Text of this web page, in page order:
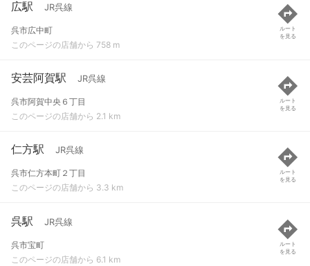
広駅 JR呉線
呉市広中町
このページの店舗から 758 m
ルート
を見る
安芸阿賀駅 JR呉線
呉市阿賀中央６丁目
このページの店舗から 2.1 km
ルート
を見る
仁方駅 JR呉線
呉市仁方本町２丁目
このページの店舗から 3.3 km
ルート
を見る
呉駅 JR呉線
呉市宝町
このページの店舗から 6.1 km
ルート
を見る